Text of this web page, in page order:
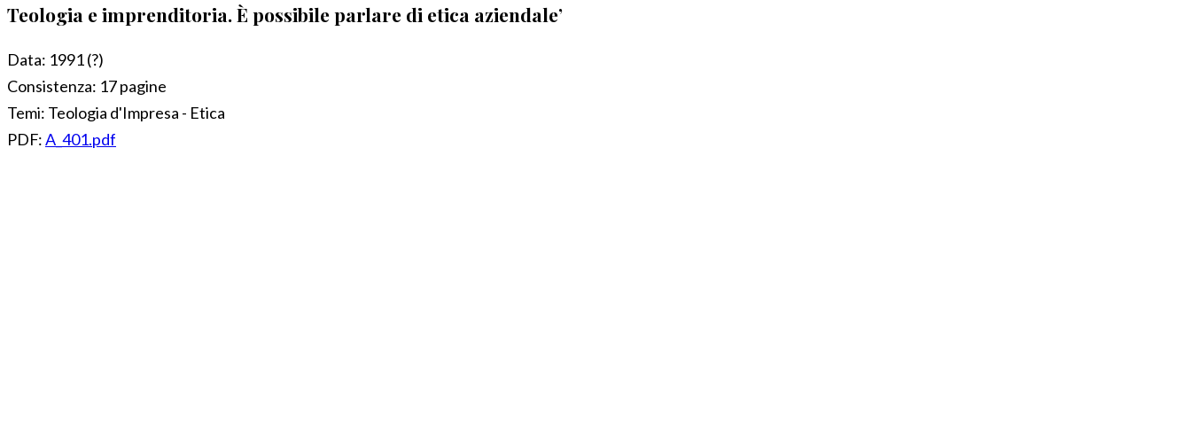
Teologia e imprenditoria. È possibile parlare di etica aziendale’
Data: 1991 (?)
Consistenza: 17 pagine
Temi: Teologia d'Impresa - Etica
PDF:A_401.pdf